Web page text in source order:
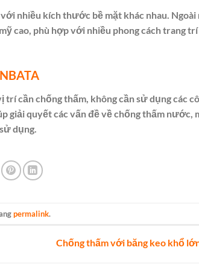
nhiều kích thước bề mặt khác nhau. Ngoài
cao, phù hợp với nhiều phong cách trang
trí cần chống thấm, không cần sử dụng các
giải quyết các vấn đề về chống thấm nước,
dụng.
permalink.
Chống thấm với băng keo khổ